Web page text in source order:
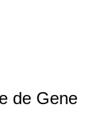
de Gene